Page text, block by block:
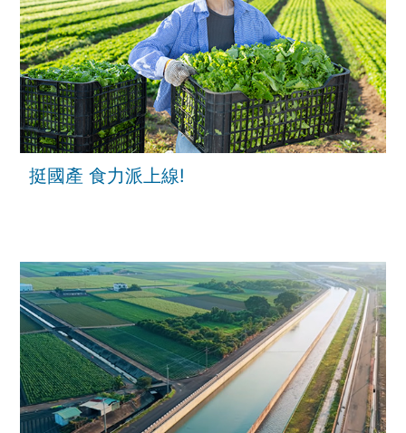
挺國產 食力派上線!